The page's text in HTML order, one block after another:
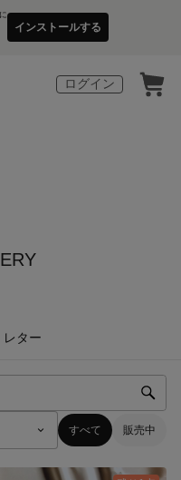
インストールする
ログイン
レター
すべて 販売中